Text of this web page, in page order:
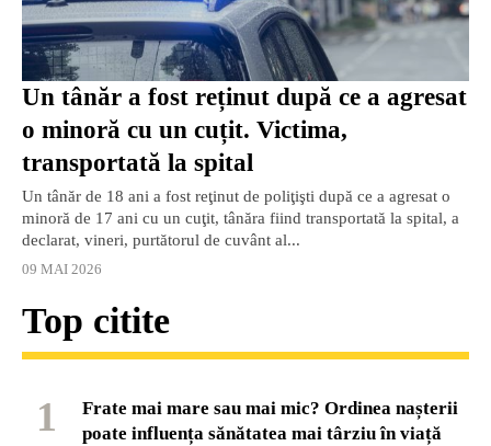
Un tânăr a fost reținut după ce a agresat
o minoră cu un cuțit. Victima,
transportată la spital
Un tânăr de 18 ani a fost reţinut de poliţişti după ce a agresat o
minoră de 17 ani cu un cuţit, tânăra fiind transportată la spital, a
declarat, vineri, purtătorul de cuvânt al...
09 MAI 2026
Top citite
1
Frate mai mare sau mai mic? Ordinea nașterii
poate influența sănătatea mai târziu în viață